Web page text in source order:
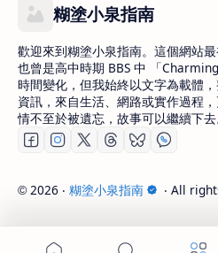
糊塗小泉指南
歡迎來到糊塗小泉指南。這個網站
也曾是高中時期 BBS 中 「
時間變化，但我始終以文字為載體
資訊，來自生活、網路或實作過程
情不至於被遺忘，故事可以繼續下去
© 2026 ‧ 糊塗小泉指南 ‧ All